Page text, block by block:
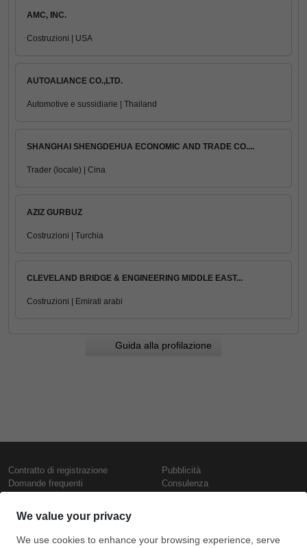
AMC, INC.
Costruzioni | USA
AUTOALIANCE CO.,LTD.
Automotive e sussidiarie | Thailand
SHANGHAI SHENGDEHUA ECONOMIC AND TRADE CO....
Trader (locale) | Cina
AZIZ GURBUZ
Costruzioni | Turchia
CLEVELAND BRIDGE & ENGINEERING MIDDLE EAST...
Costruzioni | Emirati arabi
Guida alla profilazione
Contratto di registrazione
Domande frequenti
Presentazione
Contattaci
Termini di utilizzo
Pubblicità
Consulenza